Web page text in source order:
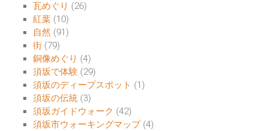
瓦めぐり (26)
紅葉 (10)
自然 (91)
街 (79)
銅像めぐり (4)
須坂で体験 (29)
須坂のディープスポット (1)
須坂の伝統 (3)
須坂ガイドウォーク (42)
須坂市ウォーキングマップ (4)